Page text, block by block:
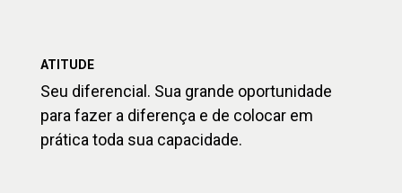
ATITUDE
Seu diferencial. Sua grande oportunidade
para fazer a diferença e de colocar em
prática toda sua capacidade.